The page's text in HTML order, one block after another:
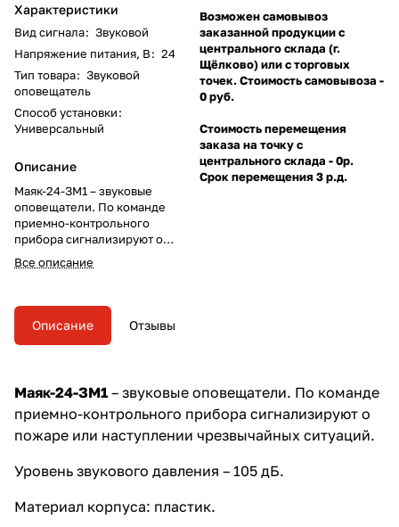
Характеристики
Вид сигнала: Звуковой
Напряжение питания, В: 24
Тип товара: Звуковой
оповещатель
Способ установки:
Универсальный
Описание
Маяк-24-ЗМ1 – звуковые
оповещатели. По команде
приемно-контрольного
прибора сигнализируют о
пожаре или наступлении
чрезвычайных ситуаций.
Все описание
Возможен самовывоз
заказанной продукции с
центрального склада (г.
Щёлково) или с торговых
точек. Стоимость самовывоза -
0 руб.
Стоимость перемещения
заказа на точку с
центрального склада - 0р.
Срок перемещения 3 р.д.
Описание Отзывы
Маяк-24-ЗМ1 – звуковые оповещатели. По команде
приемно-контрольного прибора сигнализируют о
пожаре или наступлении чрезвычайных ситуаций.
Уровень звукового давления – 105 дБ.
Материал корпуса: пластик.